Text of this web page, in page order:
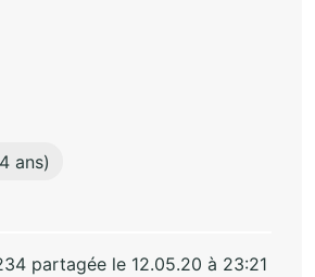
ans)
partagée le 12.05.20 à 23:21